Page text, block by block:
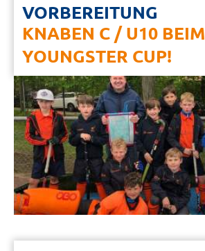
VORBEREITUNG
KNABEN C / U10 BEIM
YOUNGSTER CUP!